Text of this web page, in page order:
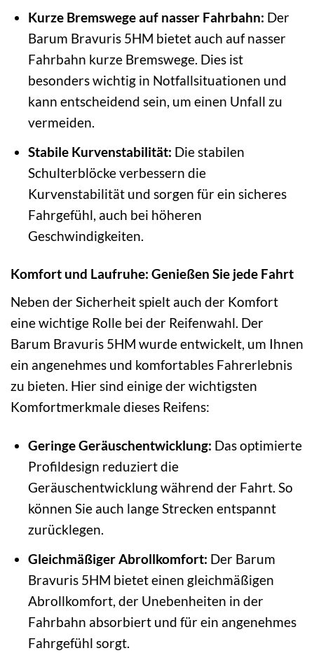
Kurze Bremswege auf nasser Fahrbahn: Der
Barum Bravuris 5HM bietet auch auf nasser
Fahrbahn kurze Bremswege. Dies ist
besonders wichtig in Notfallsituationen und
kann entscheidend sein, um einen Unfall zu
vermeiden.
Stabile Kurvenstabilität: Die stabilen
Schulterblöcke verbessern die
Kurvenstabilität und sorgen für ein sicheres
Fahrgefühl, auch bei höheren
Geschwindigkeiten.
Komfort und Laufruhe: Genießen Sie jede Fahrt
Neben der Sicherheit spielt auch der Komfort
eine wichtige Rolle bei der Reifenwahl. Der
Barum Bravuris 5HM wurde entwickelt, um Ihnen
ein angenehmes und komfortables Fahrerlebnis
zu bieten. Hier sind einige der wichtigsten
Komfortmerkmale dieses Reifens:
Geringe Geräuschentwicklung: Das optimierte
Profildesign reduziert die
Geräuschentwicklung während der Fahrt. So
können Sie auch lange Strecken entspannt
zurücklegen.
Gleichmäßiger Abrollkomfort: Der Barum
Bravuris 5HM bietet einen gleichmäßigen
Abrollkomfort, der Unebenheiten in der
Fahrbahn absorbiert und für ein angenehmes
Fahrgefühl sorgt.